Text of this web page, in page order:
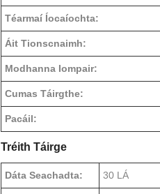
Téarmaí Íocaíochta:
Áit Tionscnaimh:
Modhanna Iompair:
Cumas Táirgthe:
Pacáil:
Tréith Táirge
Dáta Seachadta: 30 LÁ